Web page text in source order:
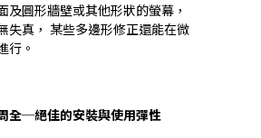
及圓形牆壁或其他形狀的螢幕，
失真， 某些多邊形修正還能在微
行。
全─絕佳的安裝與使用彈性